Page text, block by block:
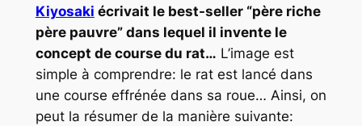
Kiyosaki écrivait le best-seller “père riche
père pauvre” dans lequel il invente le
concept de course du rat… L’image est
simple à comprendre: le rat est lancé dans
une course effrénée dans sa roue… Ainsi, on
peut la résumer de la manière suivante: